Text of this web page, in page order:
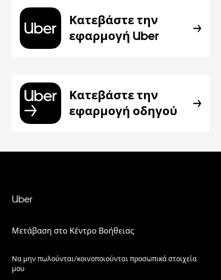
Κατεβάστε την
εφαρμογή Uber
Κατεβάστε την
εφαρμογή οδηγού
Uber
Μετάβαση στο Κέντρο Βοήθειας
Να μην πωλούνται/κοινοποιούνται προσωπικά στοιχεία
μου